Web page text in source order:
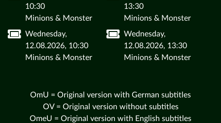
10:30
Minions & Monster
13:30
Minions & Monster
Wednesday,
12.08.2026, 10:30
Minions & Monster
Wednesday,
12.08.2026, 13:30
Minions & Monster
OmU = Original version with German subtitles
OV = Original version without subtitles
OmeU = Original version with English subtitles